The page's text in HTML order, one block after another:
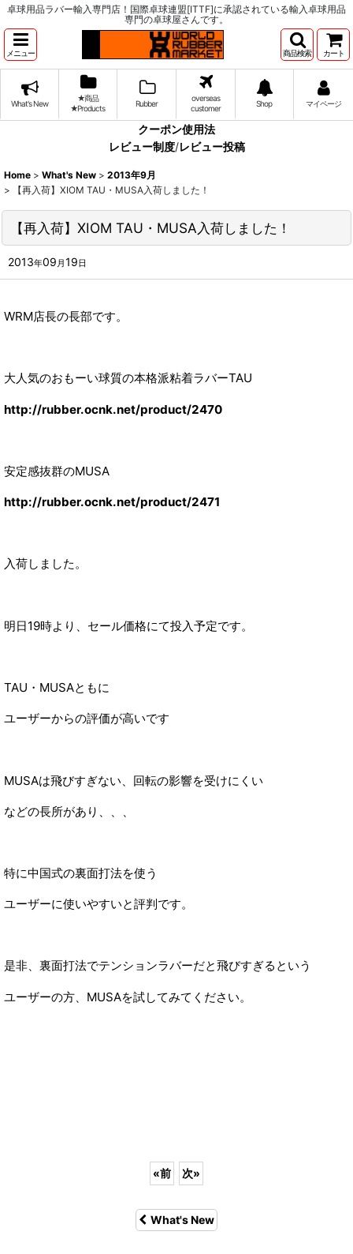
卓球用品ラバー輸入専門店！国際卓球連盟[ITTF]に承認されている輸入卓球用品
専門の卓球屋さんです。
メニュー 商品検索 カート
What's New
★商品
★Products
Rubber
overseas
customer
Shop マイページ
クーポン使用法
レビュー制度/レビュー投稿
Home > What's New > 2013年9月
>
【再入荷】XIOM TAU・MUSA入荷しました！
【再入荷】XIOM TAU・MUSA入荷しました！
2013年09 月19日
WRM店長の長部です。
大人気のおもーい球質の本格派粘着ラバーTAU
http://rubber.ocnk.net/product/2470
安定感抜群のMUSA
http://rubber.ocnk.net/product/2471
入荷しました。
明日19時より、セール価格にて投入予定です。
TAU・MUSAともに
ユーザーからの評価が高いです
MUSAは飛びすぎない、回転の影響を受けにくい
などの長所があり、、、
特に中国式の裏面打法を使う
ユーザーに使いやすいと評判です。
是非、裏面打法でテンションラバーだと飛びすぎるという
ユーザーの方、MUSAを試してみてください。
«前 次»
What's New